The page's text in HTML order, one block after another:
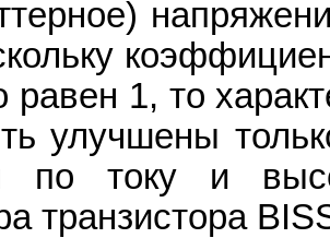
1, то
улучшены
по току и
транзистора